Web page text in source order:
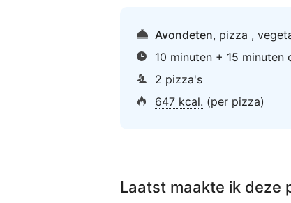
Avondeten, pizza ,
10 minuten + 15 minuten
2 pizza's
647 kcal. (per pizza)
Laatst maakte ik deze